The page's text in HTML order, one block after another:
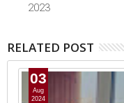
2023
RELATED POST
03
Aug
2024